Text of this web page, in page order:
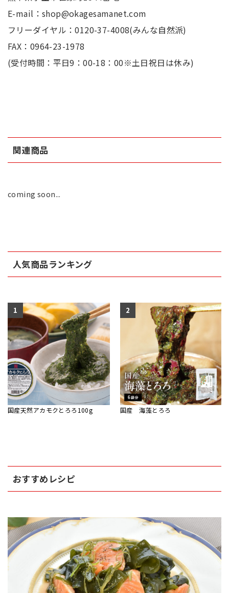
E-mail：shop@okagesamanet.com
フリーダイヤル：0120-37-4008(みんな自然派)
FAX：0964-23-1978
(受付時間：平日9：00-18：00※土日祝日は休み)
関連商品
coming soon...
人気商品ランキング
1
国産天然アカモクとろろ100g
2
国産 海藻とろろ
おすすめレシピ